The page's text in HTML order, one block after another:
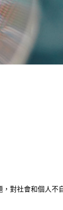
對社會和個人不